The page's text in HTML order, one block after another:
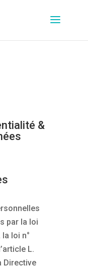
&
par la loi
loi n°
L.
Directive